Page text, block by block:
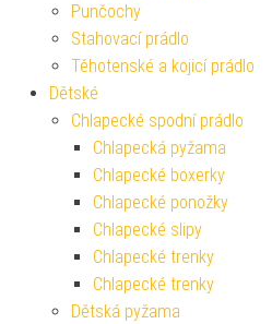
Punčochy
Stahovací prádlo
Těhotenské a kojicí prádlo
Dětské
Chlapecké spodní prádlo
Chlapecká pyžama
Chlapecké boxerky
Chlapecké ponožky
Chlapecké slipy
Chlapecké trenky
Chlapecké trenky
Dětská pyžama